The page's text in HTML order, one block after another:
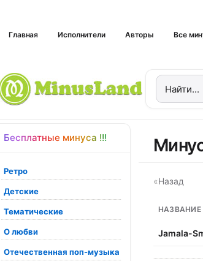
Главная Исполнители Авторы Все
Бесплатные минуса !!!
Ретро
Детские
Тематические
О любви
Отечественная поп-музыка
«Назад
НАЗВАНИЕ
Jamala-